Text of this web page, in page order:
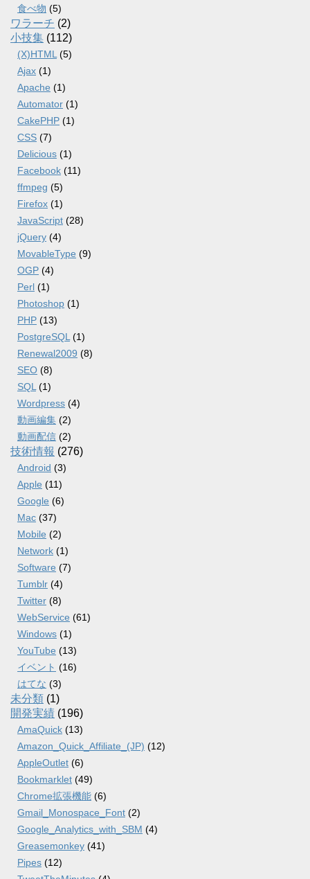
食べ物 (5)
ワラーチ (2)
小技集 (112)
(X)HTML (5)
Ajax (1)
Apache (1)
Automator (1)
CakePHP (1)
CSS (7)
Delicious (1)
Facebook (11)
ffmpeg (5)
Firefox (1)
JavaScript (28)
jQuery (4)
MovableType (9)
OGP (4)
Perl (1)
Photoshop (1)
PHP (13)
PostgreSQL (1)
Renewal2009 (8)
SEO (8)
SQL (1)
Wordpress (4)
動画編集 (2)
動画配信 (2)
技術情報 (276)
Android (3)
Apple (11)
Google (6)
Mac (37)
Mobile (2)
Network (1)
Software (7)
Tumblr (4)
Twitter (8)
WebService (61)
Windows (1)
YouTube (13)
イベント (16)
はてな (3)
未分類 (1)
開発実績 (196)
AmaQuick (13)
Amazon_Quick_Affiliate_(JP) (12)
AppleOutlet (6)
Bookmarklet (49)
Chrome拡張機能 (6)
Gmail_Monospace_Font (2)
Google_Analytics_with_SBM (4)
Greasemonkey (41)
Pipes (12)